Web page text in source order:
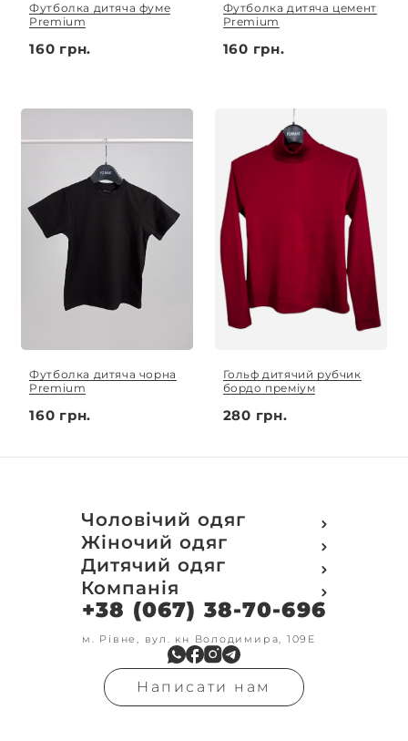
Футболка дитяча фуме
Premium
160 грн.
Футболка дитяча цемент
Premium
160 грн.
Футболка дитяча чорна
Premium
160 грн.
Гольф дитячий рубчик
бордо преміум
280 грн.
Чоловічий одяг
Футболки
Футболки Polo
Кофти
Світшот
Кенгуру
Кофта з замком
Олімпійки
Флісові кофти
Гольфи
Реглан
Жіночий одяг
Футболки
Поло
Кофти
Світшот
Олімпійки
Кофта на замку
Бомбери
В'язка
Гольфи
Дитячий одяг
Футболки
Кофти
Світшоти
Кенгуру
Кенгуру замок
Костюми
Штани
Шорти
Компанія
Про компанію
Доставка та оплата
Друк на замовлення
Обмін та повернення
Контакти
Умови оформлення
замовлення
+38 (067) 38-70-696
м. Рівне, вул. кн Володимира, 109Е
Написати нам